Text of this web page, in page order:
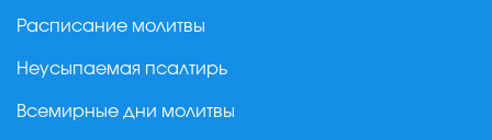
Расписание молитвы
Неусыпаемая псалтирь
Всемирные дни молитвы